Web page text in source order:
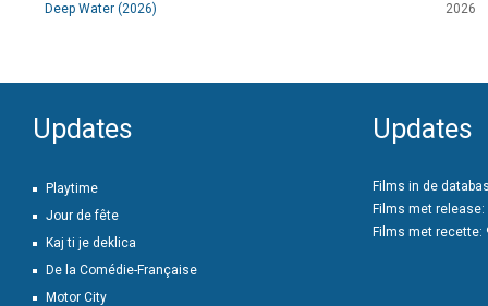
Deep Water (2026)
2026
Updates
Playtime
Jour de fête
Kaj ti je deklica
De la Comédie-Française
Motor City
Updates
Films in de
Films met release:
Films met recette: